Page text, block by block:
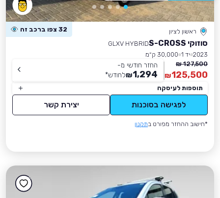
ראשון לציון 32 צפו ברכב זה
סוזוקי S-CROSS
GLXV HYBRID
2023 יד 1
30,000 ק״מ
127,500 ₪
125,500
₪
החזר חודשי מ-
1,294
₪לחודש*
תוספות לעיסקה
לפגישה בסוכנות יצירת קשר
*חישוב ההחזר מפורט בתקנון